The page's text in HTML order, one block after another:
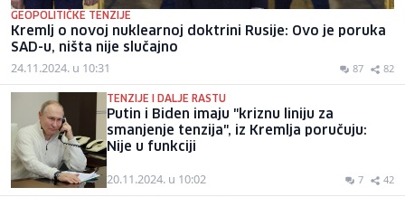
GEOPOLITIČKE TENZIJE
Kremlj o novoj nuklearnoj doktrini Rusije: Ovo je poruka
SAD-u, ništa nije slučajno
24.11.2024. u 10:31 87 82
TENZIJE I DALJE RASTU
Putin i Biden imaju "kriznu liniju za
smanjenje tenzija", iz Kremlja poručuju:
Nije u funkciji
20.11.2024. u 10:02 7 42